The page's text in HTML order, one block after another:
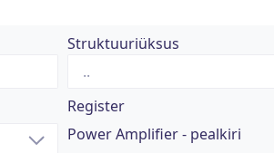
Struktuuriüksus
Register
Power Amplifier - pealkiri